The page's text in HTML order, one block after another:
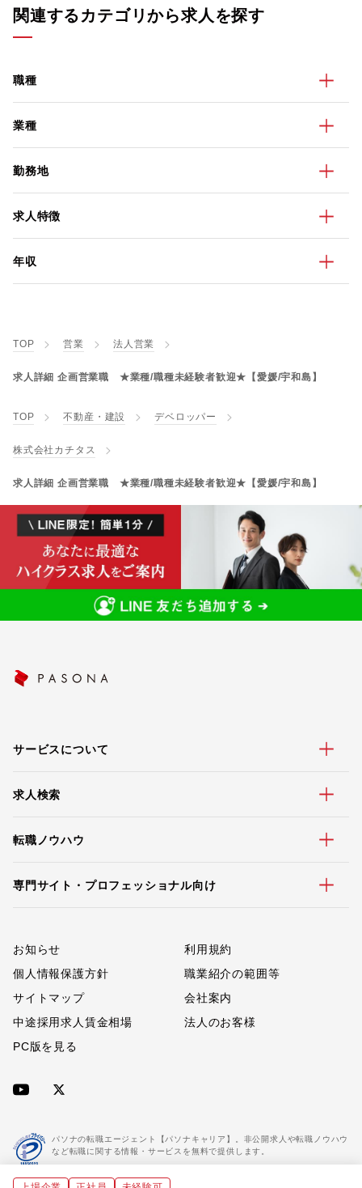
関連するカテゴリから求人を探す
職種
業種
勤務地
求人特徴
年収
TOP 営業 法人営業
求人詳細 企画営業職 ★業種/職種未経験者歓迎★【愛媛/宇和島】
TOP 不動産・建設 デベロッパー
株式会社カチタス
求人詳細 企画営業職 ★業種/職種未経験者歓迎★【愛媛/宇和島】
サービスについて
求人検索
転職ノウハウ
専門サイト・プロフェッショナル向け
お知らせ
利用規約
個人情報保護方針
職業紹介の範囲等
サイトマップ
会社案内
中途採用求人賃金相場
法人のお客様
PC版を見る
パソナの転職エージェント【パソナキャリア】。非公開求人や転職ノウハウ
など転職に関する情報・サービスを無料で提供します。